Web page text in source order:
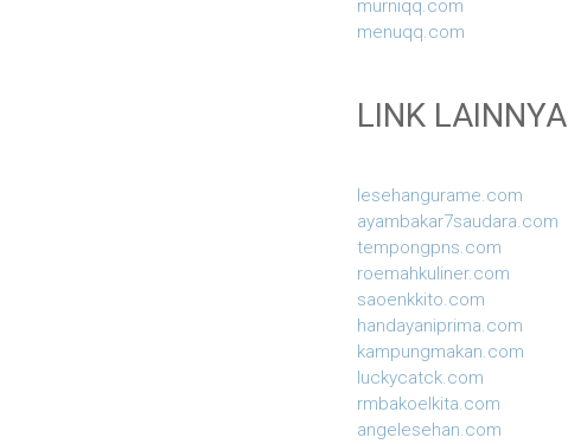
murniqq.com
menuqq.com
LINK LAINNYA
lesehangurame.com
ayambakar7saudara.com
tempongpns.com
roemahkuliner.com
saoenkkito.com
handayaniprima.com
kampungmakan.com
luckycatck.com
rmbakoelkita.com
angelesehan.com